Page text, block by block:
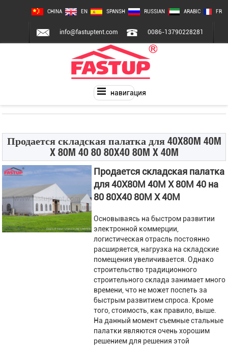
CHINA EN SPANSH RUSSIAN ARABIC FR
info@fastuptent.com 0086-13790228281
навигация
Продается складская палатка для 40X80M 40M
X 80M 40 80 80X40 80M X 40M
Продается складская палатка
для 40X80M 40M X 80M 40 на
80 80X40 80M X 40M
Основываясь на быстром развитии
электронной коммерции,
логистическая отрасль постоянно
расширяется, нагрузка на складские
помещения увеличивается. Однако
строительство традиционного
строительного склада занимает много
времени, что не может поспеть за
быстрым развитием спроса. Кроме
того, стоимость, как правило, выше.
На данный момент съемные стальные
палатки являются очень хорошим
решением для решения этой